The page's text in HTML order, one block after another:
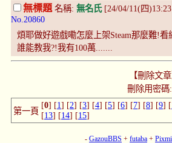
無標題 名稱: 無名氏[24/04/11(四
No.20860
煩耶做好遊戲嘞怎麼上架Steam那麼難!看
誰能教我?!我有100萬.......
【刪除文
刪除用密碼:
第一頁
[0] [1] [2] [3] [4] [5] [6] [7] [8] [9] [
[13] [14] [15]
- GazouBBS + futaba +